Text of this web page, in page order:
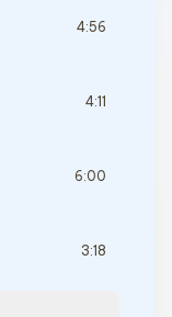
4:56
4:11
6:00
3:18